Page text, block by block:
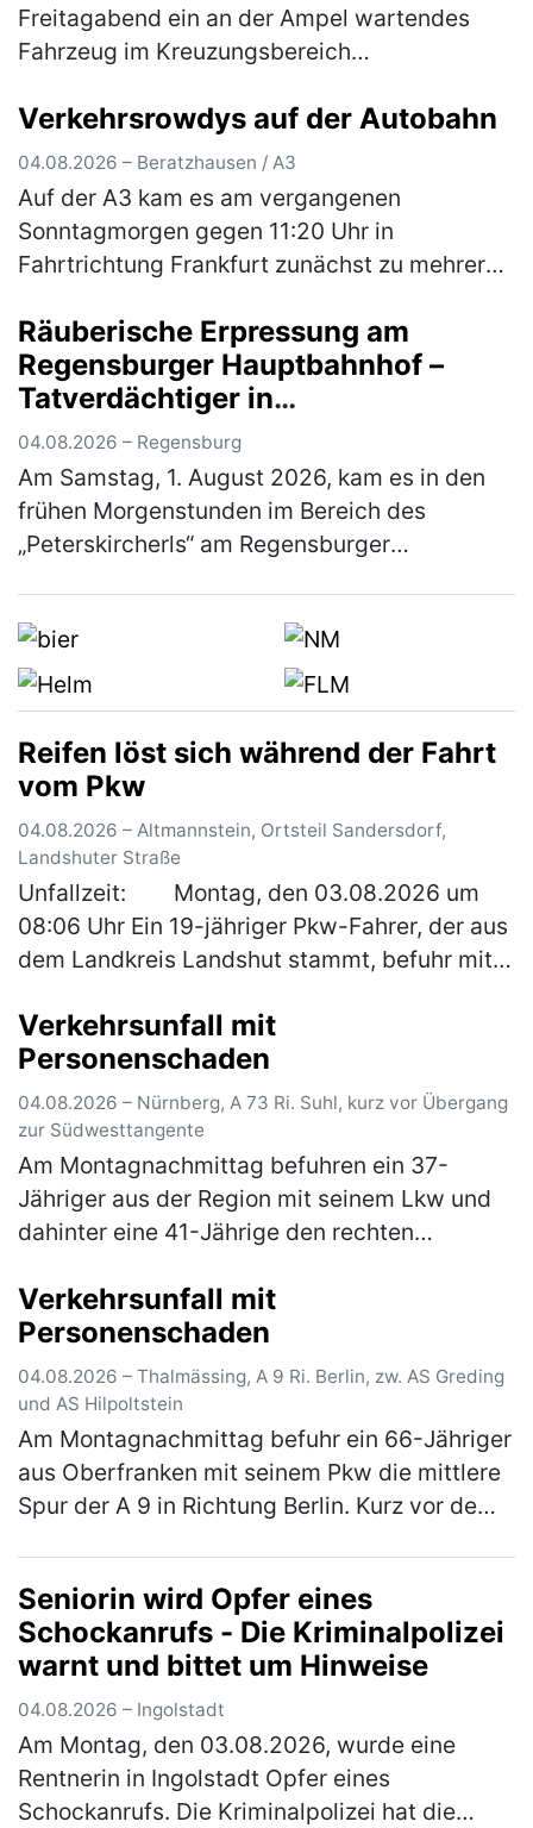
Freitagabend ein an der Ampel wartendes
Fahrzeug im Kreuzungsbereich
und dadurch an der linken hinteren
Fahrzeugse…(mehr)
Verkehrsrowdys auf der Autobahn
04.08.2026 – Beratzhausen / A3
Auf der A3 kam es am vergangenen
Sonntagmorgen gegen 11:20 Uhr in
Fahrtrichtung Frankfurt zunächst zu mehreren
aus Hessen stammende Pkw-Fahrer. Hierbei
überholt…(mehr)
Räuberische Erpressung am
Regensburger Hauptbahnhof –
Tatverdächtiger in
Untersuchungshaft
04.08.2026 – Regensburg
Am Samstag, 1. August 2026, kam es in den
frühen Morgenstunden im Bereich des
„Peterskircherls“ am Regensburger
Mannes. Ein…
Reifen löst sich während der Fahrt
vom Pkw
04.08.2026 – Altmannstein, Ortsteil Sandersdorf,
Landshuter Straße
Unfallzeit: Montag, den 03.08.2026 um
08:06 Uhr Ein 19-jähriger Pkw-Fahrer, der aus
dem Landkreis Landshut stammt, befuhr mit
Sandersdorf von Mindelstetten …
Verkehrsunfall mit
Personenschaden
04.08.2026 – Nürnberg, A 73 Ri. Suhl, kurz vor Übergang
zur Südwesttangente
Am Montagnachmittag befuhren ein 37-
Jähriger aus der Region mit seinem Lkw und
dahinter eine 41-Jährige den rechten
diesem Zeitpunkt herrschte dichter b…
Verkehrsunfall mit
Personenschaden
04.08.2026 – Thalmässing, A 9 Ri. Berlin, zw. AS Greding
und AS Hilpoltstein
Am Montagnachmittag befuhr ein 66-Jähriger
aus Oberfranken mit seinem Pkw die mittlere
Spur der A 9 in Richtung Berlin. Kurz vor dem
Seniorin wird Opfer eines
Schockanrufs - Die Kriminalpolizei
warnt und bittet um Hinweise
04.08.2026 – Ingolstadt
Am Montag, den 03.08.2026, wurde eine
Rentnerin in Ingolstadt Opfer eines
Schockanrufs. Die Kriminalpolizei hat die